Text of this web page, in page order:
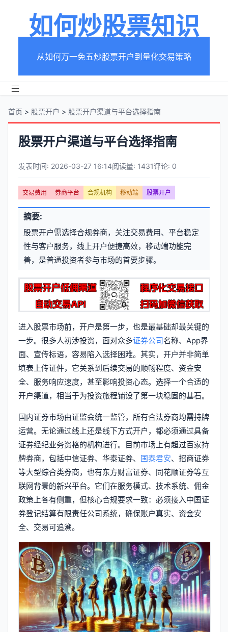
如何炒股票知识
从如何万一免五炒股票开户到量化交易策略
首页 > 股票开户 > 股票开户渠道与平台选择指南
股票开户渠道与平台选择指南
章
元
信
息
发表时间: 2026-03-27 16:14阅读量: 1431评论: 0
文
章
标
签
交易费用 券商平台 合规机构 移动端 股票开户
摘要:
股票开户需选择合规券商，关注交易费用、平台稳定
性与客户服务，线上开户便捷高效，移动端功能完
善，是普通投资者参与市场的首要步骤。
进入股票市场前，开户是第一步，也是最基础却最关键的
一步。很多人初涉投资，面对众多证券公司名称、App界
面、宣传标语，容易陷入选择困难。其实，开户并非简单
填表上传证件，它关系到后续交易的顺畅程度、资金安
全、服务响应速度，甚至影响投资心态。选择一个合适的
开户渠道，相当于为投资旅程铺设了第一块稳固的基石。
国内证券市场由证监会统一监管，所有合法券商均需持牌
运营。无论通过线上还是线下方式开户，都必须通过具备
证券经纪业务资格的机构进行。目前市场上有超过百家持
牌券商，包括中信证券、华泰证券、 国泰君安、招商证券
等大型综合类券商，也有东方财富证券、同花顺证券等互
联网背景的新兴平台。它们在服务模式、技术系统、佣金
政策上各有侧重，但核心合规要求一致：必须接入中国证
券登记结算有限责任公司系统，确保账户真实、资金安
全、交易可追溯。